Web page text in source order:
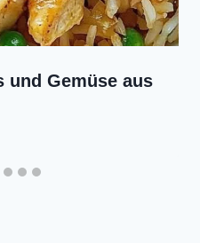
und Gemüse aus